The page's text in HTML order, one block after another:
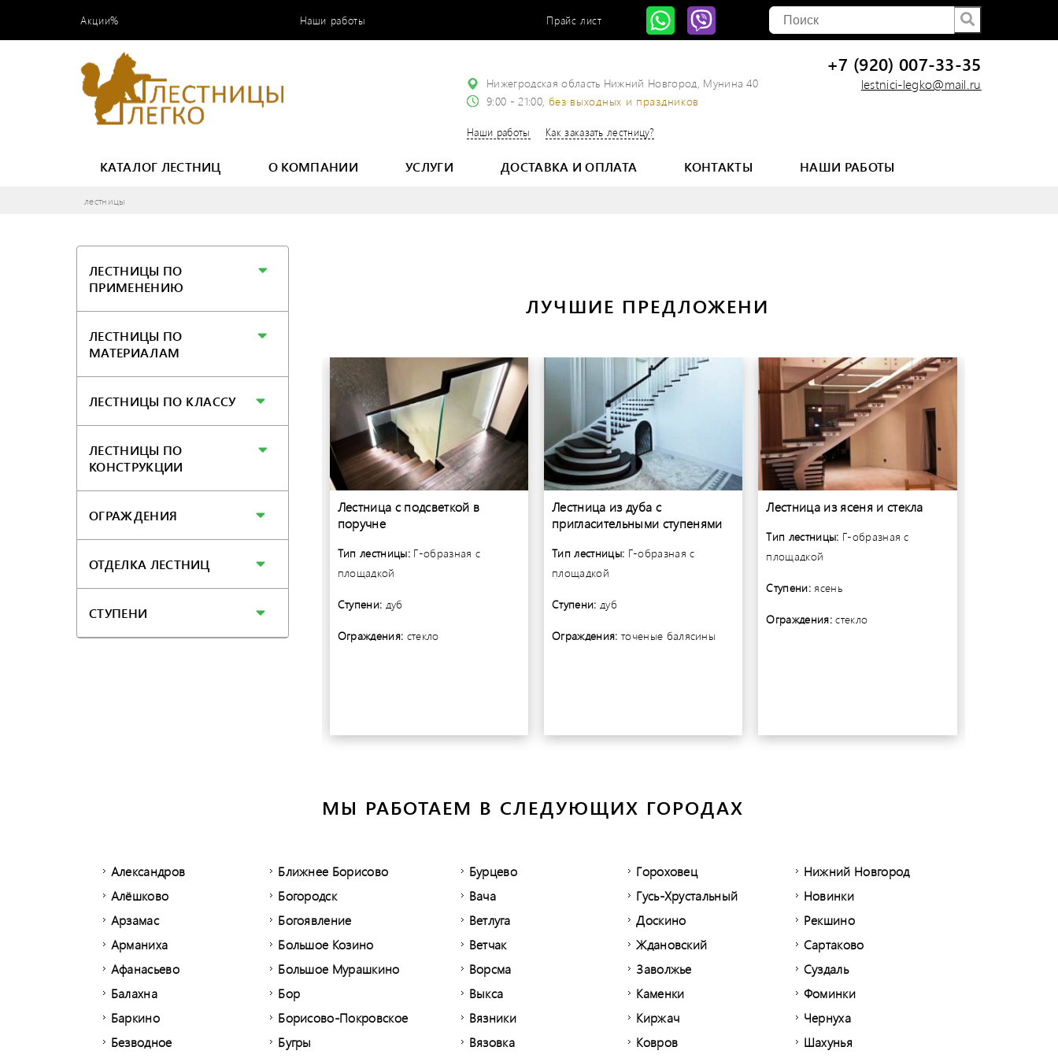
Акции% Наши работы Прайс лист
Нижегродская область Нижний Новгород, Мунина 40
9:00 - 21:00, без выходных и праздников
Наши работы Как заказать лестницу?
+7 (920) 007-33-35
lestnici-legko@mail.ru
КАТАЛОГ ЛЕСТНИЦ О КОМПАНИИ УСЛУГИ ДОСТАВКА И ОПЛАТА КОНТАКТЫ НАШИ РАБОТЫ
лестницы
ЛЕСТНИЦЫ ПО
ПРИМЕНЕНИЮ
ЛЕСТНИЦЫ ПО
МАТЕРИАЛАМ
ЛЕСТНИЦЫ ПО КЛАССУ
ЛЕСТНИЦЫ ПО
КОНСТРУКЦИИ
ОГРАЖДЕНИЯ
ОТДЕЛКА ЛЕСТНИЦ
СТУПЕНИ
ЛУЧШИЕ ПРЕДЛОЖЕНИ
стеклом
площадкой
Ограждения:стекло
Лестница с подсветкой в
поручне
Тип лестницы: Г-образная с
площадкой
Ступени: дуб
Ограждения: стекло
Лестница из дуба с
пригласительными ступенями
Тип лестницы: Г-образная с
площадкой
Ступени:дуб
Ограждения: точеные балясины
Лестница из ясеня и стекла
Тип лестницы: Г-образная с
площадкой
Ступени:ясень
Ограждения:стекло
МЫ РАБОТАЕМ В СЛЕДУЮЩИХ ГОРОДАХ
Александров
Алёшково
Арзамас
Арманиха
Афанасьево
Балахна
Баркино
Безводное
Ближнее Борисово
Богородск
Богоявление
Большое Козино
Большое Мурашкино
Бор
Борисово-Покровское
Бугры
Бурцево
Вача
Ветлуга
Ветчак
Ворсма
Выкса
Вязники
Вязовка
Гороховец
Гусь-Хрустальный
Доскино
Ждановский
Заволжье
Каменки
Киржач
Ковров
Нижний Новгород
Новинки
Рекшино
Сартаково
Суздаль
Фоминки
Чернуха
Шахунья